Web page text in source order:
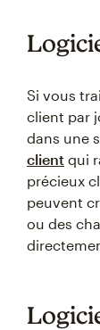
Si vous
client par
dans une
client qui
précieux
peuvent
ou des